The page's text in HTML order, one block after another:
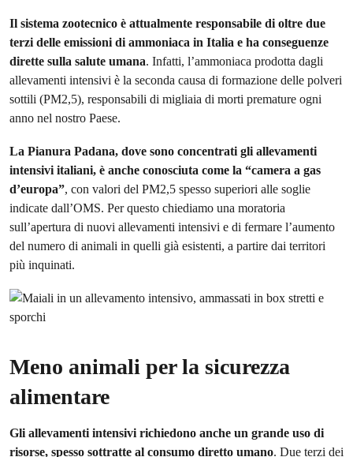
Il sistema zootecnico è attualmente responsabile di oltre due
terzi delle emissioni di ammoniaca in Italia e ha conseguenze
dirette sulla salute umana. Infatti, l’ammoniaca prodotta dagli
allevamenti intensivi è la seconda causa di formazione delle polveri
sottili (PM2,5), responsabili di migliaia di morti premature ogni
anno nel nostro Paese.
La Pianura Padana, dove sono concentrati gli allevamenti
intensivi italiani, è anche conosciuta come la “camera a gas
d’europa”, con valori del PM2,5 spesso superiori alle soglie
indicate dall’OMS. Per questo chiediamo una moratoria
sull’apertura di nuovi allevamenti intensivi e di fermare l’aumento
del numero di animali in quelli già esistenti, a partire dai territori
più inquinati.
Meno animali per la sicurezza
alimentare
Gli allevamenti intensivi richiedono anche un grande uso di
risorse, spesso sottratte al consumo diretto umano. Due terzi dei